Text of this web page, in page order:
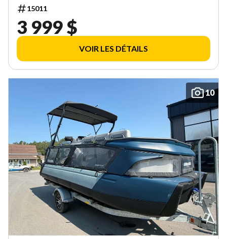
15011
3 999 $
VOIR LES DÉTAILS
10